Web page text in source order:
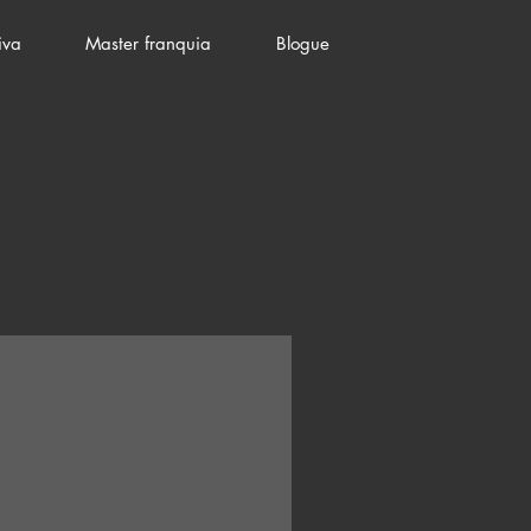
Master franquia Blogue